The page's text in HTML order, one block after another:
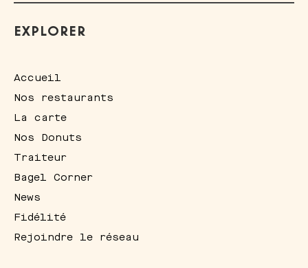
EXPLORER
Accueil
Nos restaurants
La carte
Nos Donuts
Traiteur
Bagel Corner
News
Fidélité
Rejoindre le réseau